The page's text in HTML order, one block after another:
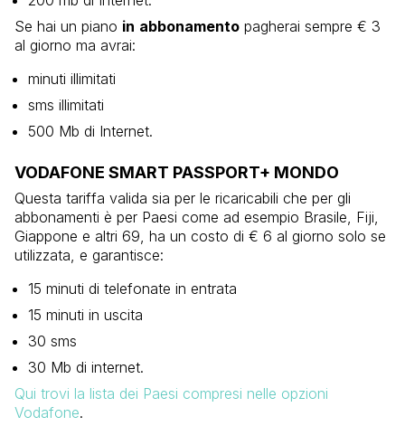
Se hai un piano in abbonamento pagherai sempre € 3
al giorno ma avrai:
minuti illimitati
sms illimitati
500 Mb di Internet.
VODAFONE SMART PASSPORT+ MONDO
Questa tariffa valida sia per le ricaricabili che per gli
abbonamenti è per Paesi come ad esempio Brasile, Fiji,
Giappone e altri 69, ha un costo di € 6 al giorno solo se
utilizzata, e garantisce:
15 minuti di telefonate in entrata
15 minuti in uscita
30 sms
30 Mb di internet.
Qui trovi la lista dei Paesi compresi nelle opzioni
Vodafone.